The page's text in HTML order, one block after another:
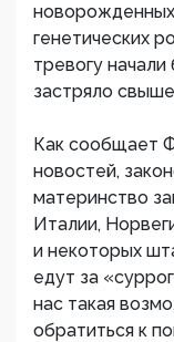
генетических
тревогу
застряло
Как сообщает
новостей,
материнство
Италии,
и некоторых
едут за
нас такая
обратиться к